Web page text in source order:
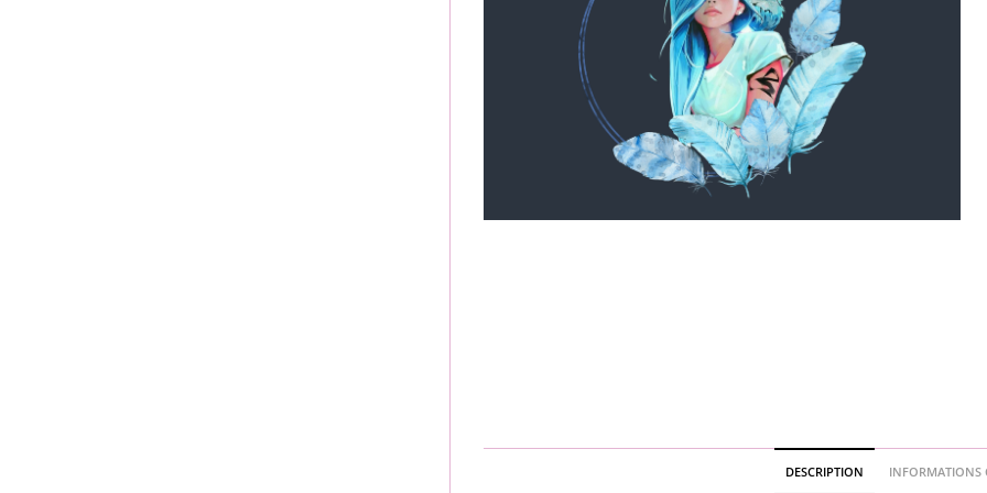
DESCRIPTION INFORMATIONS